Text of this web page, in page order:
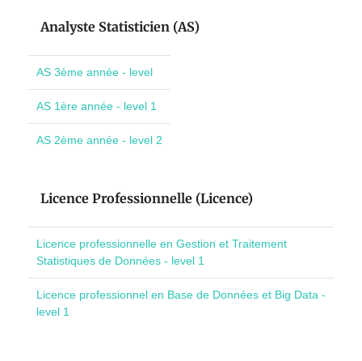
Analyste Statisticien (AS)
AS 3ème année - level
AS 1ère année - level 1
AS 2ème année - level 2
Licence Professionnelle (Licence)
Licence professionnelle en Gestion et Traitement
Statistiques de Données - level 1
Licence professionnel en Base de Données et Big Data -
level 1